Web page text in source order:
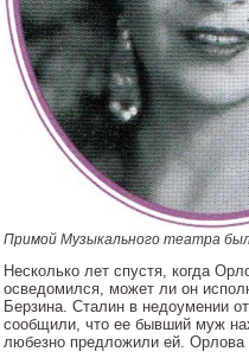
Примой Музыкального театра
Несколько лет спустя, когда
осведомился, может ли он
Берзина. Сталин в недоумении
сообщили, что ее бывший муж
любезно предложили ей. Орлова